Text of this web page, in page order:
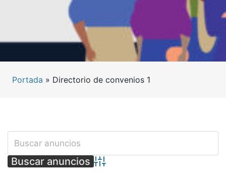
Portada » Directorio de convenios 1
Búsqueda avanzada